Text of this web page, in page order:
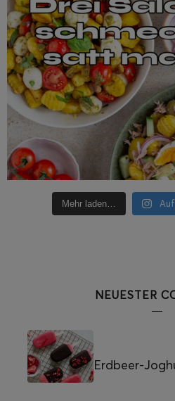
Mehr laden…
NEUESTER
Erdbeer-